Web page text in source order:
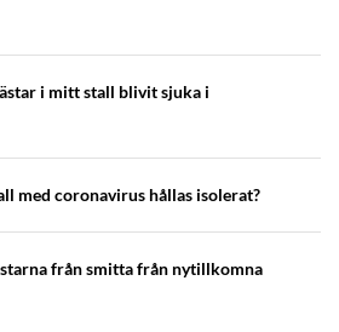
i mitt stall blivit sjuka i
med coronavirus hållas isolerat?
från smitta från nytillkomna